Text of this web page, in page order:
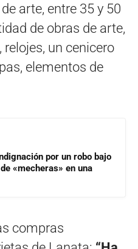
arte, entre 35 y 50
de obras de arte,
relojes, un cenicero
elementos de
por un robo bajo
«mecheras» en una
compras